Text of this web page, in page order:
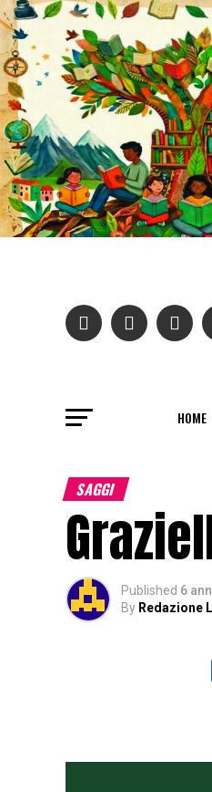
HOME
SAGGI
Published 6
By Redazione